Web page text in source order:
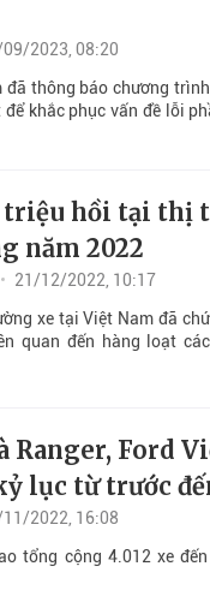
2023, 08:20
đã thông báo chương
để khắc phục vấn đề lỗi
triệu hồi tại thị
năm 2022
21/12/2022, 10:17
xe tại Việt Nam đã
quan đến hàng loạt
Ranger, Ford
lục từ trước
2022, 16:08
tổng cộng 4.012 xe